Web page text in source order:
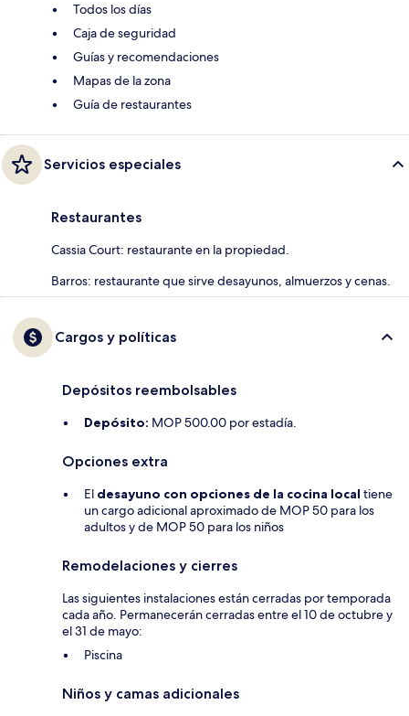
Todos los días
Caja de seguridad
Guías y recomendaciones
Mapas de la zona
Guía de restaurantes
Servicios especiales
Restaurantes
Cassia Court: restaurante en la propiedad.
Barros: restaurante que sirve desayunos, almuerzos y cenas.
Cargos y políticas
Depósitos reembolsables
Depósito: MOP 500.00 por estadía.
Opciones extra
El desayuno con opciones de la cocina local tiene
un cargo adicional aproximado de MOP 50 para los
adultos y de MOP 50 para los niños
Remodelaciones y cierres
Las siguientes instalaciones están cerradas por temporada
cada año. Permanecerán cerradas entre el 10 de octubre y
el 31 de mayo:
Piscina
Niños y camas adicionales